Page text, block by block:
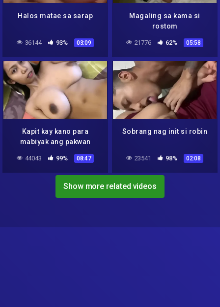
Halos matae sa sarap
36144 93% 03:09
Magaling sa kama si
rostom
21776 62% 05:58
Kapit kay kano para
mabiyak ang pakwan
44043 99% 08:47
Sobrang nag init si robin
23541 98% 02:08
Show more related videos